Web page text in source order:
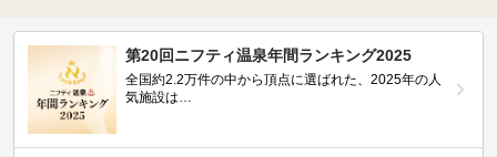
第20回ニフティ温泉年間ランキング2025
全国約2.2万件の中から頂点に選ばれた、2025年の人
気施設は…